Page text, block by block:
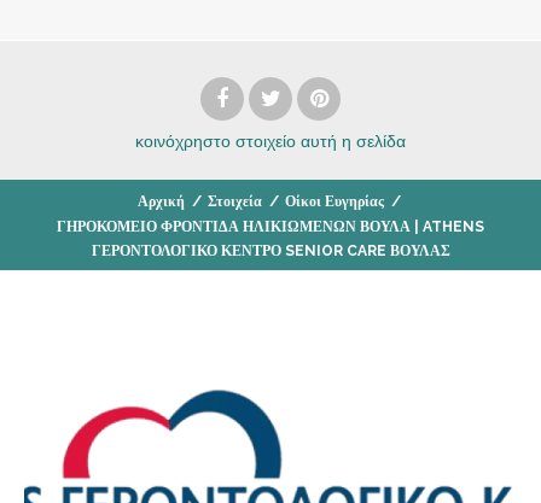
κοινόχρηστο στοιχείο αυτή η σελίδα
Αρχική / Στοιχεία / Οίκοι Ευγηρίας /
ΓΗΡΟΚΟΜΕΙΟ ΦΡΟΝΤΙΔΑ ΗΛΙΚΙΩΜΕΝΩΝ ΒΟΥΛΑ | ATHENS
ΓΕΡΟΝΤΟΛΟΓΙΚΟ ΚΕΝΤΡΟ SENIOR CARE ΒΟΥΛΑΣ